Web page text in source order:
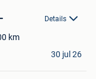
Details
km
30 jul 26